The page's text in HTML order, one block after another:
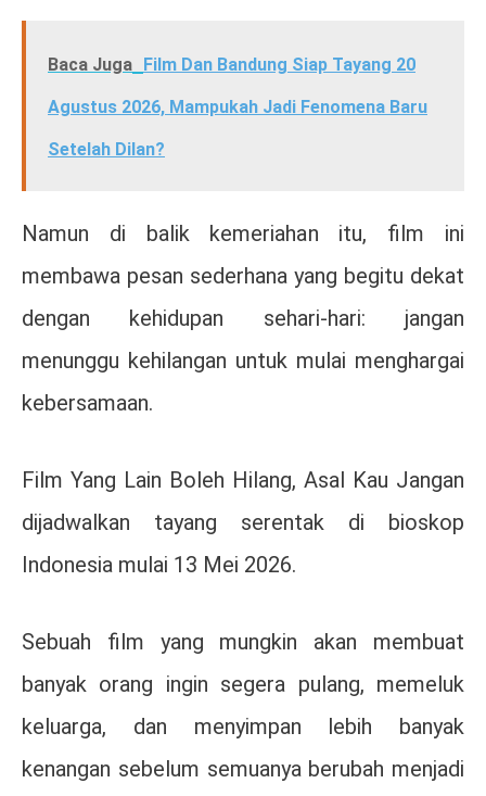
Baca Juga Film Dan Bandung Siap Tayang 20
Agustus 2026, Mampukah Jadi Fenomena Baru
Setelah Dilan?
Namun di balik kemeriahan itu, film ini
membawa pesan sederhana yang begitu dekat
dengan kehidupan sehari-hari: jangan
menunggu kehilangan untuk mulai menghargai
kebersamaan.
Film Yang Lain Boleh Hilang, Asal Kau Jangan
dijadwalkan tayang serentak di bioskop
Indonesia mulai 13 Mei 2026.
Sebuah film yang mungkin akan membuat
banyak orang ingin segera pulang, memeluk
keluarga, dan menyimpan lebih banyak
kenangan sebelum semuanya berubah menjadi